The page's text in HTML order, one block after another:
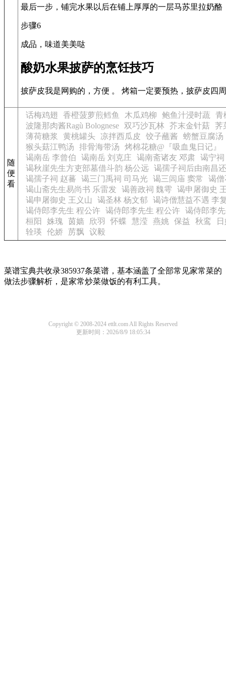
最后一步，铺完水果以后在铺上厚厚的一层马苏里拉奶酪
步骤6
成品，味道美美哒
酸奶水果披萨的烹饪技巧
披萨皮我是网购的，方便 。 烤箱一定要预热，披萨皮四
随
便
看
话梅鸡翅 香橙菠萝煎鳕鱼 木瓜鸡柳 鲍鱼汁浸时蔬
青
波隆那肉酱Ragù Bolognese
双巧沙瓦林 芥末金针菇
荠
薄荷糖浆
黄桃罐头 凉拌西瓜皮 饺子蘸酱
螃蟹豆腐汤
猴头菇江鸭汤
排骨海带汤
烤棉花糖@『吸血鬼日记』
谒南岳 李曾伯
谒南岳 刘克庄 谒南斋诸友 邓肃
谒宁
谒秋崖先生方吏部墓借斗韵 杨公远
谒孺子祠后由南昌
谒孺子祠 赵蕃
谒三门禹祠 司马光 谒三闾庙 窦常
谒
谒山斋先生易尚书 乐雷发
谒善政祠 魏雩
谒申屠御史
谒申屠御史 王义山
谒圣林 杨文郁
谒诗僧慧益不遇 李
谒侍郎李先生 程公许 谒侍郎李先生 程公许 谒侍郎李
桓阳
姝瑰 茵嫱 欣羽 怀蝶 慧滢 燕姚 保益 秋鸾
辁瑛
伦娇 苈飘 议毅
菜谱宝典共收录385937条菜谱，基本涵盖了全部常见家常菜的
做法步骤解析，是家常炒菜做饭的有利工具。
Copyright © 2008-2024 ettlt.com All Rights Reserved
更新时间：2026/8/9 18:05:34